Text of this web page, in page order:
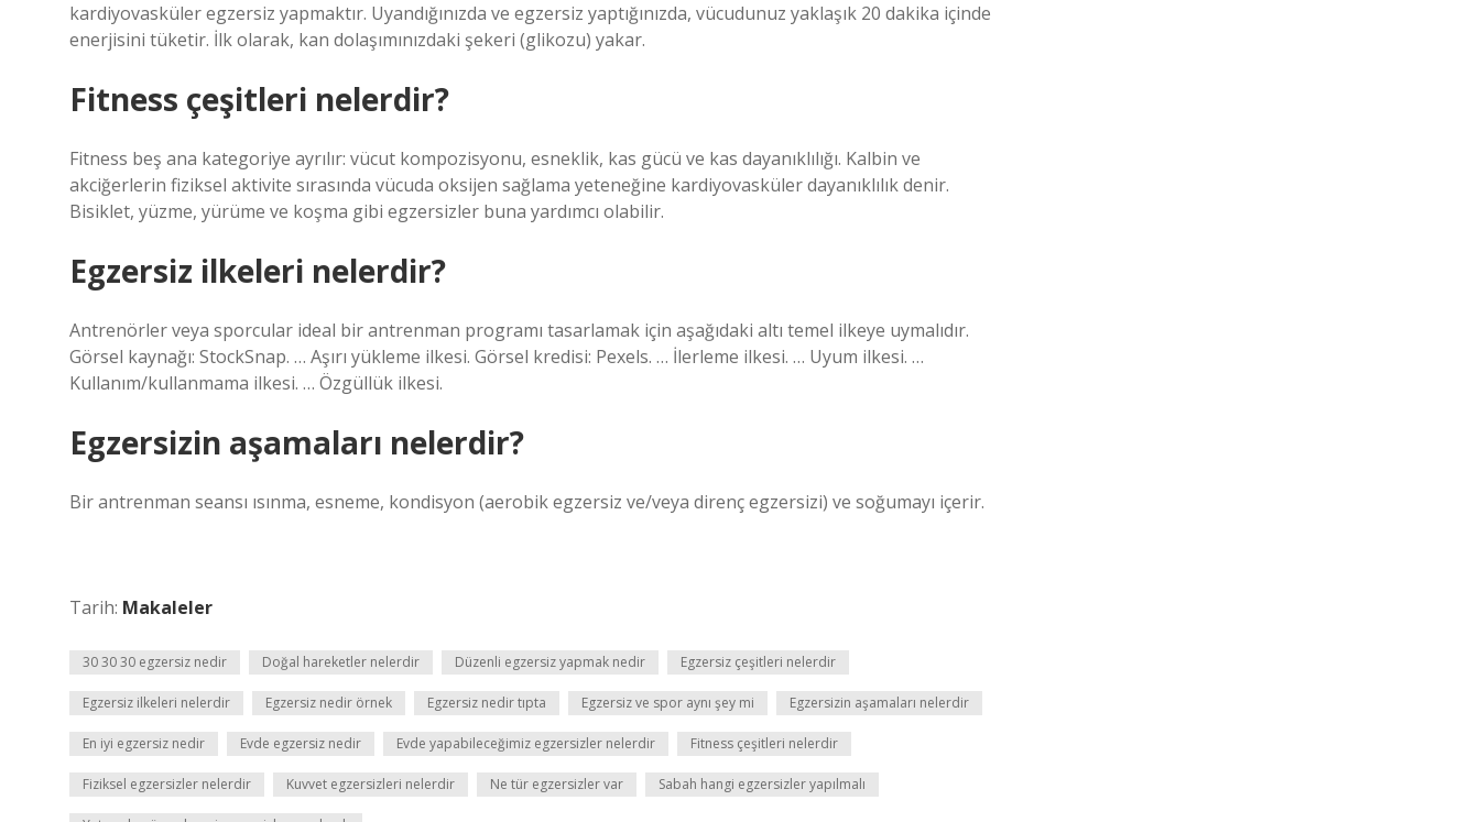
kardiyovasküler egzersiz yapmaktır. Uyandığınızda ve egzersiz yaptığınızda, vücudunuz yaklaşık 20 dakika içinde
enerjisini tüketir. İlk olarak, kan dolaşımınızdaki şekeri (glikozu) yakar.
Fitness çeşitleri nelerdir?
Fitness beş ana kategoriye ayrılır: vücut kompozisyonu, esneklik, kas gücü ve kas dayanıklılığı. Kalbin ve
akciğerlerin fiziksel aktivite sırasında vücuda oksijen sağlama yeteneğine kardiyovasküler dayanıklılık denir.
Bisiklet, yüzme, yürüme ve koşma gibi egzersizler buna yardımcı olabilir.
Egzersiz ilkeleri nelerdir?
Antrenörler veya sporcular ideal bir antrenman programı tasarlamak için aşağıdaki altı temel ilkeye uymalıdır.
Görsel kaynağı: StockSnap. … Aşırı yükleme ilkesi. Görsel kredisi: Pexels. … İlerleme ilkesi. … Uyum ilkesi. …
Kullanım/kullanmama ilkesi. … Özgüllük ilkesi.
Egzersizin aşamaları nelerdir?
Bir antrenman seansı ısınma, esneme, kondisyon (aerobik egzersiz ve/veya direnç egzersizi) ve soğumayı içerir.
Tarih: Makaleler
30 30 30 egzersiz nedir Doğal hareketler nelerdir Düzenli egzersiz yapmak nedir Egzersiz çeşitleri nelerdir
Egzersiz ilkeleri nelerdir Egzersiz nedir örnek Egzersiz nedir tıpta Egzersiz ve spor aynı şey mi Egzersizin aşamaları nelerdir
En iyi egzersiz nedir Evde egzersiz nedir Evde yapabileceğimiz egzersizler nelerdir Fitness çeşitleri nelerdir
Fiziksel egzersizler nelerdir Kuvvet egzersizleri nelerdir Ne tür egzersizler var Sabah hangi egzersizler yapılmalı